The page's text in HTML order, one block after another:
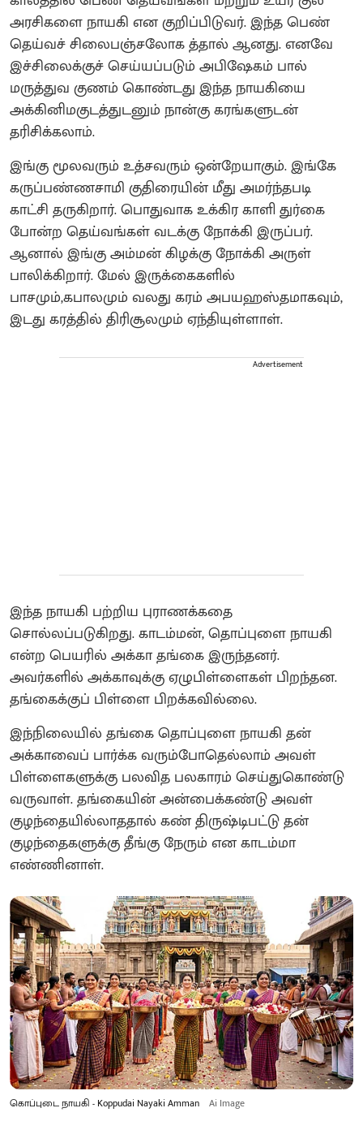
அரசிகளை நாயகி என குறிப்பிடுவர்.‌ இந்த பெண்
தெய்வச் சிலைபஞ்சலோக த்தால் ஆனது‌. எனவே
இச்சிலைக்குச் செய்யப்படும் அபிஷேகம் பால்
மருத்துவ குணம் கொண்டது இந்த நாயகியை
அக்கினிமகுடத்துடனும் நான்கு கரங்களுடன்
தரிசிக்கலாம்.
இங்கு மூலவரும் உத்சவரும் ஒன்றேயாகும். இங்கே
கருப்பண்ணசாமி குதிரையின் மீது அமர்ந்தபடி
காட்சி தருகிறார். பொதுவாக உக்கிர காளி துர்கை
போன்ற தெய்வங்கள் வடக்கு நோக்கி இருப்பர்.
ஆனால் இங்கு அம்மன் கிழக்கு நோக்கி அருள்
பாலிக்கிறார். மேல் இருக்கைகளில்
பாசமும்,கபாலமும் வலது கரம் அபயஹஸ்தமாகவும்,
இடது கரத்தில் திரிசூலமும் ஏந்தியுள்ளாள்.
Advertisement
இந்த நாயகி பற்றிய புராணக்கதை
சொல்லப்படுகிறது.‌ காடம்மன், தொப்புளை நாயகி
என்ற பெயரில் அக்கா தங்கை இருந்தனர்.
அவர்களில் அக்காவுக்கு ஏழுபிள்ளைகள் பிறந்தன.
தங்கைக்குப் பிள்ளை பிறக்கவில்லை‌.
இந்நிலையில் தங்கை தொப்புளை நாயகி தன்
அக்காவைப் பார்க்க வரும்போதெல்லாம் அவள்
பிள்ளைகளுக்கு பலவித பலகாரம் செய்துகொண்டு
வருவாள். தங்கையின் அன்பைக்கண்டு அவள்
குழந்தையில்லாததால் கண் திருஷ்டிபட்டு தன்
குழந்தைகளுக்கு தீங்கு நேரும் என காடம்மா
எண்ணினாள்.
கொப்புடை நாயகி - Koppudai Nayaki Amman Ai Image